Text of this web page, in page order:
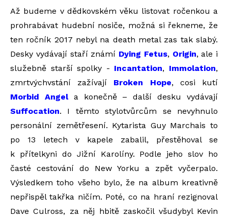
Až budeme v dědkovském věku listovat ročenkou a
prohrabávat hudební nosiče, možná si řekneme, že
ten ročník 2017 nebyl na death metal zas tak slabý.
Desky vydávají staří známí Dying Fetus, Origin, ale i
služebně starší spolky - Incantation, Immolation,
zmrtvýchvstání zažívají Broken Hope, cosi kutí
Morbid Angela konečně – další desku vydávají
Suffocation. I těmto stylotvůrcům se nevyhnulo
personální zemětřesení. Kytarista Guy Marchais to
po 13 letech v kapele zabalil, přestěhoval se
k přítelkyni do Jižní Karolíny. Podle jeho slov ho
časté cestování do New Yorku a zpět vyčerpalo.
Výsledkem toho všeho bylo, že na album kreativně
nepřispěl takřka ničím. Poté, co na hraní rezignoval
Dave Culross, za něj hbitě zaskočil všudybyl Kevin